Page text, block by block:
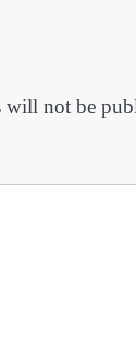
will not be